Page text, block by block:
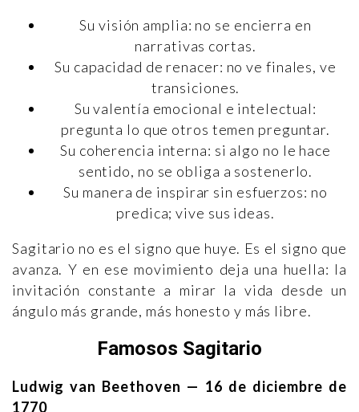
Su visión amplia: no se encierra en
narrativas cortas.
Su capacidad de renacer: no ve finales, ve
transiciones.
Su valentía emocional e intelectual:
pregunta lo que otros temen preguntar.
Su coherencia interna: si algo no le hace
sentido, no se obliga a sostenerlo.
Su manera de inspirar sin esfuerzos: no
predica; vive sus ideas.
Sagitario no es el signo que huye. Es el signo que
avanza. Y en ese movimiento deja una huella: la
invitación constante a mirar la vida desde un
ángulo más grande, más honesto y más libre.
Famosos Sagitario
Ludwig van Beethoven — 16 de diciembre de
1770